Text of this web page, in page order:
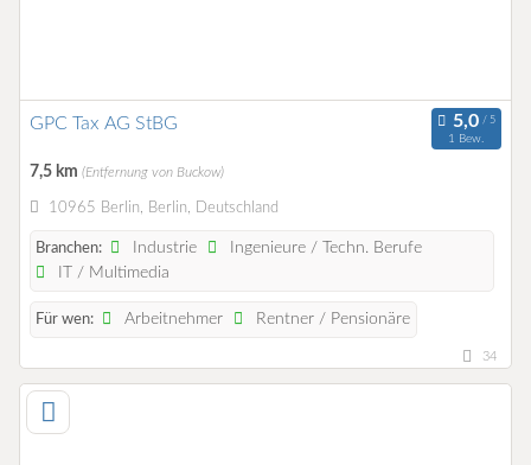
GPC Tax AG StBG
1 Bew.
7,5 km (Entfernung von Buckow)
10965 Berlin, Berlin, Deutschland
Branchen: Industrie
Ingenieure / Techn. Berufe
IT / Multimedia
Für wen: Arbeitnehmer Rentner / Pensionäre
34